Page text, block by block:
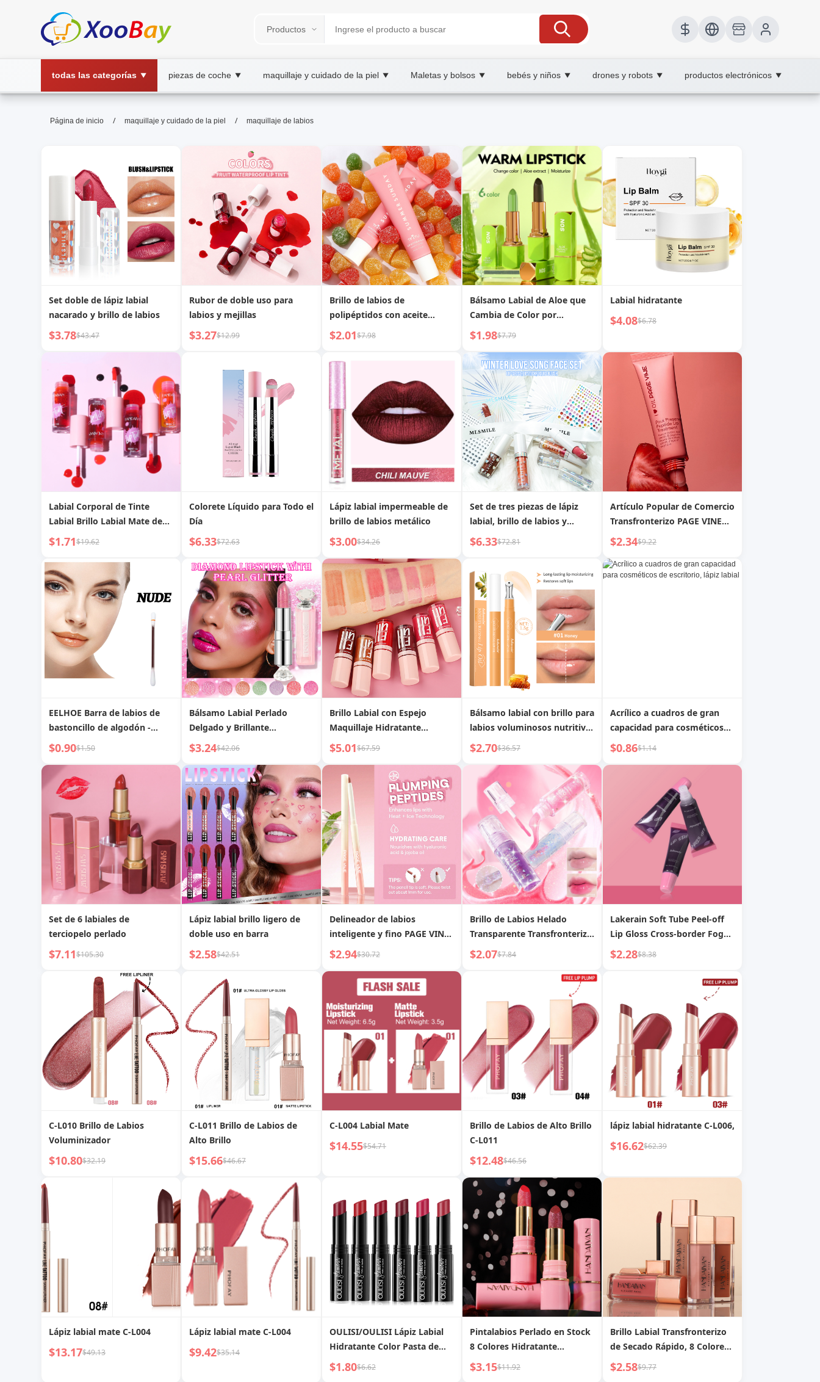
todas las categorías ▼ piezas de coche ▼ maquillaje y cuidado de la piel ▼ Maletas y bolsos ▼ bebés y niños ▼ drones y robots ▼ productos electrónicos ▼
maquillaje de labios | XOOBAY B2B/B2C Marketplace
Descubre técnicas y tonos para un maquillaje de labios duradero y atractivo.
Página de inicio / maquillaje y cuidado de la piel / maquillaje de labios
Set doble de lápiz labial
nacarado y brillo de labios
$3.78$43.47
Rubor de doble uso para
labios y mejillas
$3.27$12.99
Brillo de labios de
polipéptidos con aceite
amarillo humectante
$2.01$7.98
Bálsamo Labial de Aloe que
Cambia de Color por
Temperatura, Sin Manchas en
la Taza
$1.98$7.79
Labial hidratante
$4.08$6.78
Labial Corporal de Tinte
Labial Brillo Labial Mate de
Larga Duración, No Fácil de
Desvanecer
$1.71$19.62
Colorete Líquido para Todo el
Día
$6.33$72.63
Lápiz labial impermeable de
brillo de labios metálico
$3.00$34.26
Set de tres piezas de lápiz
labial, brillo de labios y
colorete
$6.33$72.81
Artículo Popular de Comercio
Transfronterizo PAGE VINE
Bálsamo Labial de
Mantequilla de Brillo de
Labios Peptídico / Brillo de
Labios Líquido Rellenador de
$2.34$9.22
EELHOE Barra de labios de
bastoncillo de algodón -
Creativa portátil, color
duradero, hidratante, labios
suaves
$0.90$1.50
Bálsamo Labial Perlado
Delgado y Brillante
Hidratante
$3.24$42.06
Brillo Labial con Espejo
Maquillaje Hidratante
Nutritivo
$5.01$67.59
Bálsamo labial con brillo para
labios voluminosos nutritivo
e hidratante
$2.70$36.57
Acrílico a cuadros de gran
capacidad para cosméticos
de escritorio, lápiz labial
$0.86$1.14
Set de 6 labiales de
terciopelo perlado
$7.11$105.30
Lápiz labial brillo ligero de
doble uso en barra
$2.58$42.51
Delineador de labios
inteligente y fino PAGE VINE,
suave, secado rápido, larga
duración, impermeable, sin
manchas en el vaso
$2.94$30.72
Brillo de Labios Helado
Transparente Transfronterizo
con Brillo Fino, Perlado,
Hidratante, Tintado, Aceite
de Brillo de Labios Nutritivo,
Base de Pintalabios, Color de
Labios Cambiante con la
Temperatura
$2.07$7.84
Lakerain Soft Tube Peel-off
Lip Gloss Cross-border Fog
Matte Easy to Color and Does
Not Fade Peel-off Lipstick
$2.28$8.38
C-L010 Brillo de Labios
Voluminizador
$10.80$32.19
C-L011 Brillo de Labios de
Alto Brillo
$15.66$46.67
C-L004 Labial Mate
$14.55$54.71
Brillo de Labios de Alto Brillo
C-L011
$12.48$46.56
lápiz labial hidratante C-L006,
$16.62$62.39
Lápiz labial mate C-L004
$13.17$49.13
Lápiz labial mate C-L004
$9.42$35.14
OULISI/OULISI Lápiz Labial
Hidratante Color Pasta de
Frijol Hidratante No Fácil de
Desvanecerse Bálsamo Labial
$1.80$6.62
Pintalabios Perlado en Stock
8 Colores Hidratante
Handaiyan con Serigrafía en
Relieve y Brillo Fino, Brillo de
$3.15$11.92
Brillo Labial Transfronterizo
de Secado Rápido, 8 Colores,
No se Transfiere, No se
Desvanece, Handaiyan, Labial
$2.58$9.77